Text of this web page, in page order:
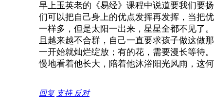
早上玉英老的《易经》课程中说道要我们要
们可以把自己身上的优点发挥再发挥，当把
一样多，但是太阳一出来，星星全都不见了
且越来越不合群，自己一直要求孩子做这做
一开始就灿烂绽放；有的花，需要漫长等待
慢地看着他长大，陪着他沐浴阳光风雨，这
回复 支持 反对